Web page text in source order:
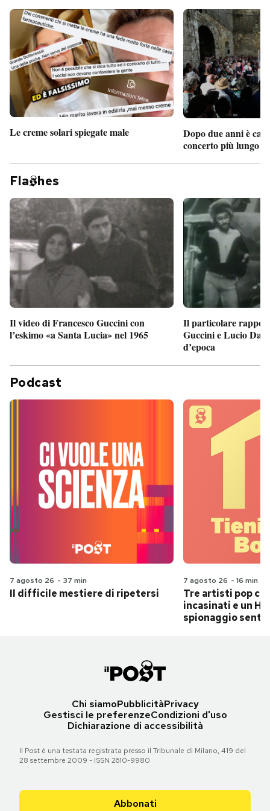
Le creme solari spiegate male
Dopo due anni è
concerto più lungo
Fla hes
Il video di Francesco Guccini con
l’eskimo «a Santa Lucia» nel 1965
Il particolare
Guccini e Lucio
d’epoca
Podcast
7 agosto 26 - 37 min
Il difficile mestiere di ripetersi
7 agosto 26 - 16 min
Tre artisti pop
incasinati e un
spionaggio
Chi siamoPubblicitàPrivacy
Gestisci le preferenzeCondizioni d'uso
Dichiarazione di accessibilità
Il Post è una testata registrata presso il Tribunale di Milano, 419 del
28 settembre 2009 - ISSN 2610-9980
Abbonati